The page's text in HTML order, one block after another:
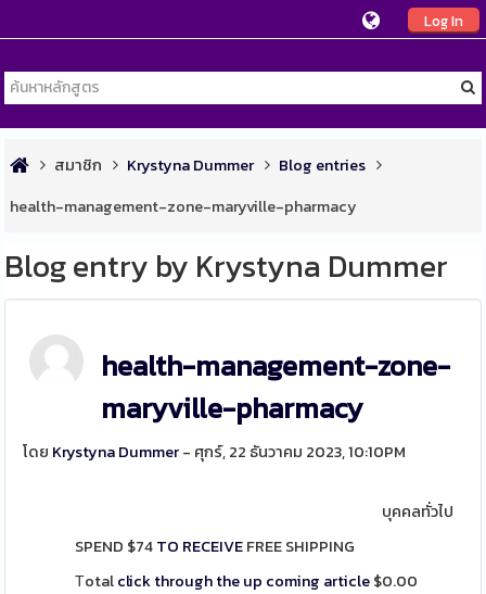
Log In
สมาชิก Krystyna Dummer
Blog entries
health-management-zone-maryville-pharmacy
Blog entry by Krystyna Dummer
health-management-zone-
maryville-pharmacy
โดย Krystyna Dummer- ศุกร์, 22 ธันวาคม 2023, 10:10PM
บุคคลทั่วไป
SPEND $74TO RECEIVEFREE SHIPPING
Τotalclick through the up coming article$0.00